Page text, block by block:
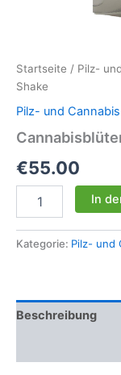
Startseite / Pilz-
Shake
Pilz- und
€55.00
Cannabisblüten-
Shake
In
Kategorie: Pilz- und
Beschreibung